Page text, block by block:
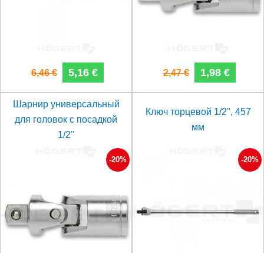
6,46 € 5,16 € 2,47 € 1,98 €
Шарнир универсальный
для головок с посадкой
1/2''
-20%
Ключ торцевой 1/2'', 457
мм
-20%